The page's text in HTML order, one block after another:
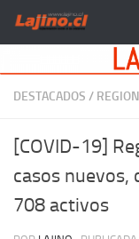
Saltar al contenido
DESTACADOS /
[COVID-19]
casos nuevos,
708 activos